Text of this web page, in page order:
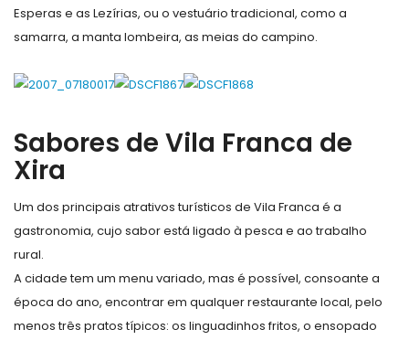
Esperas e as Lezírias, ou o vestuário tradicional, como a
samarra, a manta lombeira, as meias do campino.
Sabores de Vila Franca de
Xira
Um dos principais atrativos turísticos de Vila Franca é a
gastronomia, cujo sabor está ligado à pesca e ao trabalho
rural.
A cidade tem um menu variado, mas é possível, consoante a
época do ano, encontrar em qualquer restaurante local, pelo
menos três pratos típicos: os linguadinhos fritos, o ensopado